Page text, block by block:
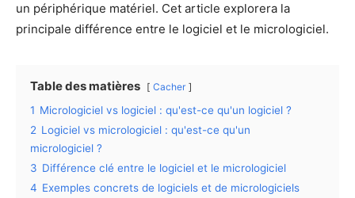
un périphérique matériel. Cet article explorera la
principale différence entre le logiciel et le micrologiciel.
Table des matières Cacher
1 Micrologiciel vs logiciel : qu'est-ce qu'un logiciel ?
2 Logiciel vs micrologiciel : qu'est-ce qu'un
micrologiciel ?
3 Différence clé entre le logiciel et le micrologiciel
4 Exemples concrets de logiciels et de micrologiciels